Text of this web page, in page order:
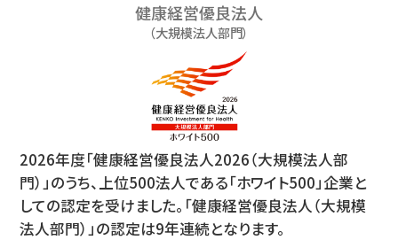
健康経営優良法人
（大規模法人部門）
2026年度「健康経営優良法人2026（大規模法人部
門）」のうち、上位500法人である「ホワイト500」企業と
しての認定を受けました。「健康経営優良法人（大規模
法人部門）」の認定は9年連続となります。